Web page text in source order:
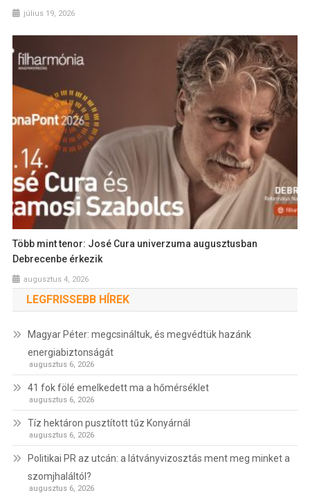
július 19, 2026
Több mint tenor: José Cura univerzuma augusztusban
Debrecenbe érkezik
augusztus 4, 2026
LEGFRISSEBB HÍREK
Magyar Péter: megcsináltuk, és megvédtük hazánk
energiabiztonságát
augusztus 6, 2026
41 fok fölé emelkedett ma a hőmérséklet
augusztus 6, 2026
Tíz hektáron pusztított tűz Konyárnál
augusztus 6, 2026
Politikai PR az utcán: a látványvizosztás ment meg minket a
szomjhaláltól?
augusztus 6, 2026